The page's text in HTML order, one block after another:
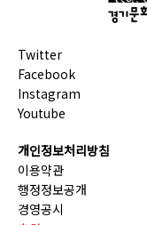
Twitter
Facebook
Instagram
Youtube
개인정보처리방침
이용약관
행정정보공개
경영공시